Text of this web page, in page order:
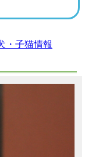
・子猫情報